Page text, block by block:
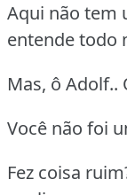
Aqui não tem
entende todo
Mas, ô Adolf..
Você não foi
Fez coisa